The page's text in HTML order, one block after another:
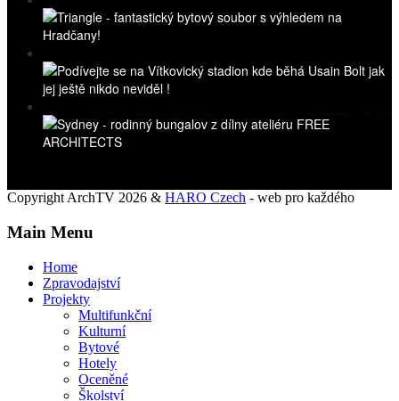
Copyright ArchTV 2026 & HARO Czech - web pro každého
Main Menu
Home
Zpravodajství
Projekty
Multifunkční
Kulturní
Bytové
Hotely
Oceněné
Školství